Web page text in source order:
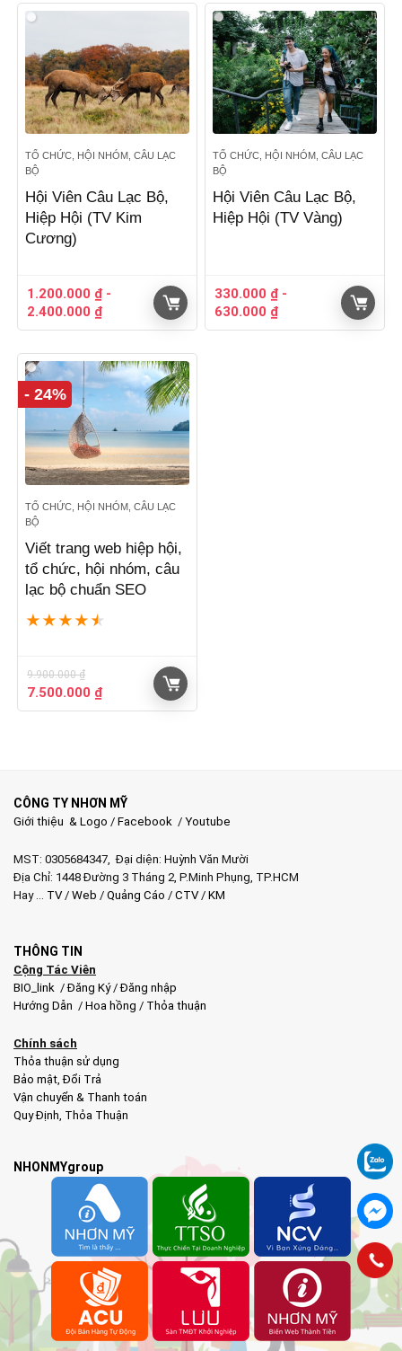
TỔ CHỨC, HỘI NHÓM, CÂU LẠC
BỘ
Hội Viên Câu Lạc Bộ,
Hiệp Hội (TV Kim
Cương)
1.200.000 ₫-
2.400.000 ₫
TỔ CHỨC, HỘI NHÓM, CÂU LẠC
BỘ
Hội Viên Câu Lạc Bộ,
Hiệp Hội (TV Vàng)
330.000 ₫-
630.000 ₫
- 24%
TỔ CHỨC, HỘI NHÓM, CÂU LẠC
BỘ
Viết trang web hiệp hội,
tổ chức, hội nhóm, câu
lạc bộ chuẩn SEO
★ ★ ★ ★ ★
9.900.000₫
Giá
gốc
7.500.000 ₫Giá
hiện
CÔNG TY NHƠN MỸ
Giới thiệu & Logo / Facebook / Youtube
MST: 0305684347, Đại diện: Huỳnh Văn Mười
Địa Chỉ: 1448 Đường 3 Tháng 2, P.Minh Phụng, TP.HCM
Hay …
TV/ Web / Quảng Cáo / CTV/ KM
THÔNG TIN
Cộng Tác Viên
BIO_link /Đăng Ký /Đăng nhập
Hướng Dẫn / Hoa hồng / Thỏa thuận
Chính sách
Thỏa thuận sử dụng
Bảo mật ,Đổi Trả
Vận chuyển & Thanh toán
Quy Định Thỏa Thuận
NHONMYgroup